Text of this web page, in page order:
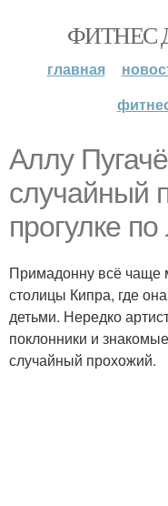
ФИТНЕС
главная
Аллу
случайный
прогулке
Примадонну всё чаще
столицы Кипра, где
детьми. Нередко
поклонники и
случайный прохожий.